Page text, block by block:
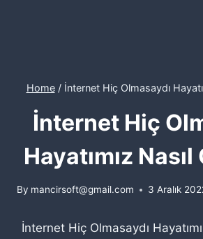
Home / İnternet Hiç Olmasaydı
İnternet Hiç
Hayatımız
By mancirsoft@gmail.com 3 Aralık
İnternet Hiç Olmasaydı